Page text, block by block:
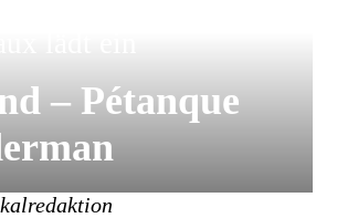
– Pétanque